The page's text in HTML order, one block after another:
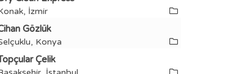
İzmir
Gözlük
Konya
Çelik